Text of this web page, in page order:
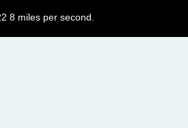
8 miles per second.